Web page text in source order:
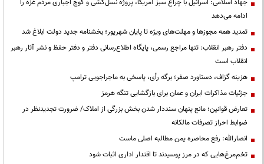
جهاد اسلامی: اسرائیل با چراغ سبز آمریکا، پروژه نسل‌کشی و کوچ اجباری مردم غزه را
ادامه می‌دهد
تمدید همه مجوزها و مهلت‌های ویژه تا پایان شهریور؛ بخشنامه جدید دولت ابلاغ شد
دفتر رهبر انقلاب: تنها مراجع رسمی، پایگاه اطلاع‌رسانی دفتر و دفتر حفظ و نشر آثار رهبر
انقلاب است
هزینه گزاف، دستاورد صفر؛ برگه رأی، پاسخی به ماجراجویی ترامپ
جزئیات مذاکرات ایران و عمان برای بازگشایی تنگه هرمز
تعارض قوانین؛ مانع پنهان سنددار شدن بخش بزرگی از املاک/ ضرورت تجدیدنظر در
ضوابط احراز تصرفات مالکانه
انصارالله: رفع محاصره یمن مطالبه اصلی ماست
تخم‌مرغ‌هایی که در مرز پوسیدند تا اقتدار اداری اثبات شود